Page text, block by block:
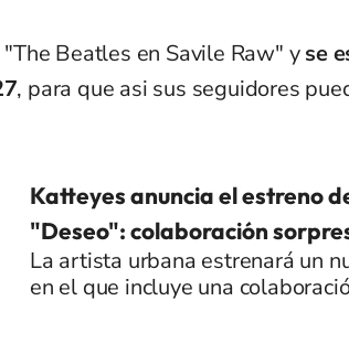
Beatles en Savile Raw" yse
, para que asi sus seguidores
Katteyes anuncia el estreno
"Deseo": colaboración
La artista urbana estrenará un
en el que incluye una